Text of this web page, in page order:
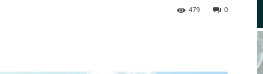
0
479